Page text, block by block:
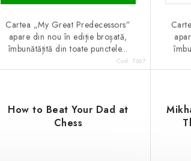
Cartea „My Great Predecessors”
apare din nou în ediție broșată,
îmbunătățită din toate punctele...
Cod:7667
How to Beat Your Dad at
Chess